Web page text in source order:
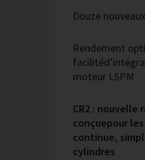
Douze
Rendement
moteur LSPM
CR2 : nouvelle
conçuepour
continue,
cylindres